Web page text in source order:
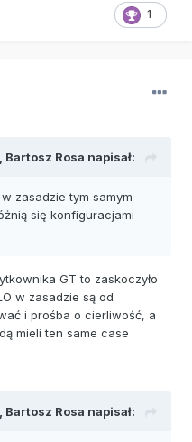
1
Bartosz Rosa napisał:
zasadzie tym samym
się konfiguracjami
GT to zaskoczyło
w zasadzie są od
i prośba o cierliwość, a
mieli ten same case
Bartosz Rosa napisał: